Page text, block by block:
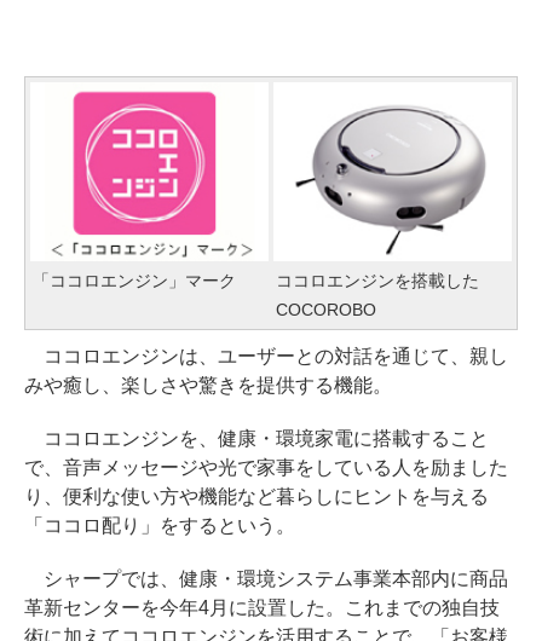
「ココロエンジン」マーク
ココロエンジンを搭載した
COCOROBO
ココロエンジンは、ユーザーとの対話を通じて、親し
みや癒し、楽しさや驚きを提供する機能。
ココロエンジンを、健康・環境家電に搭載すること
で、音声メッセージや光で家事をしている人を励ました
り、便利な使い方や機能など暮らしにヒントを与える
「ココロ配り」をするという。
シャープでは、健康・環境システム事業本部内に商品
革新センターを今年4月に設置した。これまでの独自技
術に加えてココロエンジンを活用することで、「お客様